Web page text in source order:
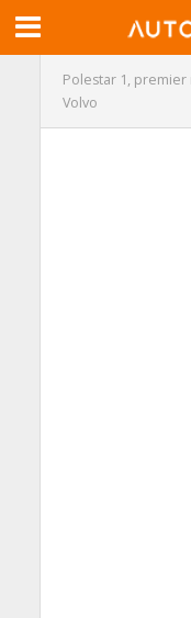
Polestar 1,
Volvo